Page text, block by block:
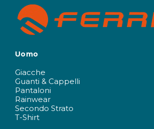
Uomo
Giacche
Guanti & Cappelli
Pantaloni
Rainwear
Secondo Strato
T-Shirt